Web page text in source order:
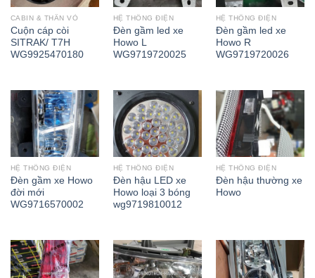
CABIN & THÂN VỎ
Cuộn cáp còi
SITRAK/ T7H
WG9925470180
HỆ THỐNG ĐIỆN
Đèn gầm led xe
Howo L
WG9719720025
HỆ THỐNG ĐIỆN
Đèn gầm led xe
Howo R
WG9719720026
HỆ THỐNG ĐIỆN
Đèn gầm xe Howo
đời mới
WG9716570002
HỆ THỐNG ĐIỆN
Đèn hậu LED xe
Howo loại 3 bóng
wg9719810012
HỆ THỐNG ĐIỆN
Đèn hậu thường xe
Howo